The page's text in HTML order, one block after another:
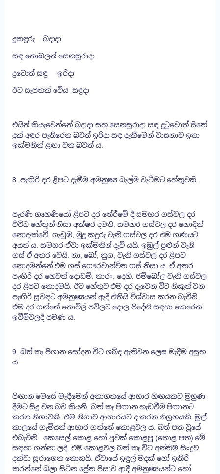
දුකඳුරු බදාදා
සඳ නොබලන් සෙනසුරාදා
දුටොත් සඳු ඉරිදා
ඊට සැපතක් වේය සඳුදා
එයින් කියැවෙන්නේ බදාදා සහ සෙනසුරාදා සඳ දුටුවොත් සිතේ
දුක් අඳුර පැතිරෙන බවත් ඉරිදා සඳ දැකීමෙන් වාසනාව ඉතා
ඉක්මනින් ළඟා වන බවත් ය.
8. පැඟිරි දර ළිපට දැමීම අමනුෂ්‍ය බැල්ම වැටීමට හේතුවකි.
පැරණි ගෘහණියෝ ළිපට දර තේරීමේ දී සමහර ගස්වල දර
විවිධ හේතූන් නිසා අක්ෂර දමති. සමහර ගස්වල දර හොඳින්
නොදැක්වේ. ගැඩුඹ, මුදු කදුරු වැනි ගස්වල දර එම ගණයට
අයත් ය. සමහර ඒවා ඉක්මනින් දැවී යයි. ඉඹුල් පුළුන් වැනි
ගස් ඒ අතර වෙයි. නා, බෝ, නුග, වැනි ගස්වල දර ළිපට
නොදමන්නේ එම ගස් ගෞරවාන්විත ගස් නිසා ය. ඒ අතර
පැඟිරි දර හෙවත් දොඩම්, නාරං, දෙහි, ජම්බෝල වැනි ගස්වල
දර ළිපට නොදමයි. ඊට හේතුව එම දර දැවෙන විට නිකුත් වන
පැඟිරි සුවඳට අමනුෂ්‍යයන් ඇදී එතියි විශ්වාස කරන බැවිනි.
එම දර ගන්නේ නොවිල් පවිලට දොල පිදේනි සඳහා කෙරෙන
ඉවීම්වලදී පමණ ය.
9. බත් කෑ පිගාන සෝදන විට ශබ්ද ඇතිවන ලෙස මැදීම අසුභ
ය.
පිඟාන මෙසේ මැඳීමෙන් අනාගතයේ ආහාර හිඟයකට මුහුණ
දීමට සිදු වන බව කියති. බත් කෑ පිඟාන හැඩවීම පිඟානට
කරන නිගාවකි. එම නිගාව ආහාරයට ද කරන නිග්‍රහයකි. මුල්
කාලයේ ගැමියන් ආහාර ගත්තේ කොළවල ය. බත් පත වූයේ
එබැවිනි. කෙසෙල් කොළ හෝ පුවක් කොළපු (කොළ පත) මේ
සඳහා ගන්නා ලදි. එම කොළවල බත් කෑ විට අන්තිම සිංදුව
දක්වා සූරාගෙන නොකයි. ඒවායේ ඉඳුල් මදක් හෝ ඉතිරි
කරන්නේ බලා සිටින ප්‍රේත පිසාච ආදී අමනුෂ්‍යයන්ට හෝ